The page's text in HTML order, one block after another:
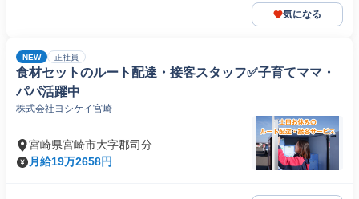
気になる
NEW 正社員
食材セットのルート配達・接客スタッフ✅子育てママ・
パパ活躍中
株式会社ヨシケイ宮崎
宮崎県宮崎市大字郡司分
月給19万2658円